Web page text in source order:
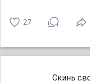
27
Скинь